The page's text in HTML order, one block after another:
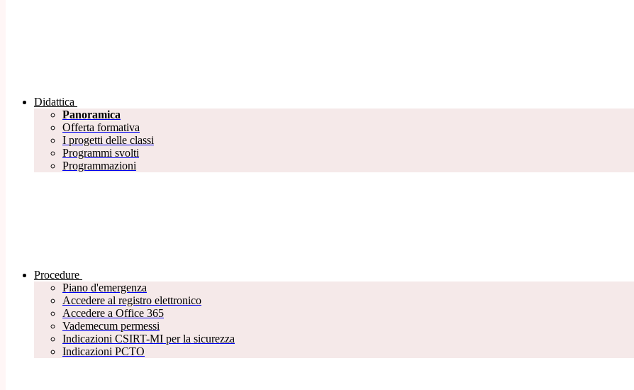
Didattica
Panoramica
Offerta formativa
I progetti delle classi
Programmi svolti
Programmazioni
Procedure
Piano d'emergenza
Accedere al registro elettronico
Accedere a Office 365
Vademecum permessi
Indicazioni CSIRT-MI per la sicurezza
Indicazioni PCTO